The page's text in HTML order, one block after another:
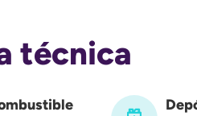
técnica